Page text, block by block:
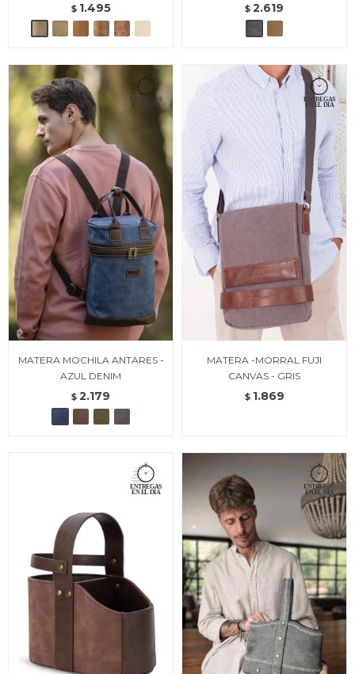
$ 1.495 $ 2.619
MATERA MOCHILA ANTARES -
AZUL DENIM
$ 2.179
MATERA -MORRAL FUJI
CANVAS - GRIS
$ 1.869